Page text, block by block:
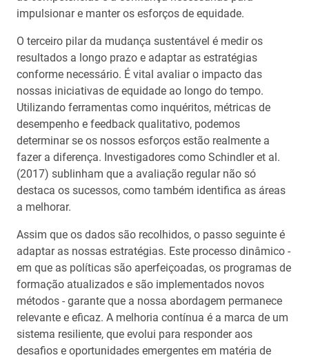
impulsionar e manter os esforços de equidade.
O terceiro pilar da mudança sustentável é medir os
resultados a longo prazo e adaptar as estratégias
conforme necessário. É vital avaliar o impacto das
nossas iniciativas de equidade ao longo do tempo.
Utilizando ferramentas como inquéritos, métricas de
desempenho e feedback qualitativo, podemos
determinar se os nossos esforços estão realmente a
fazer a diferença. Investigadores como Schindler et al.
(2017) sublinham que a avaliação regular não só
destaca os sucessos, como também identifica as áreas
a melhorar.
Assim que os dados são recolhidos, o passo seguinte é
adaptar as nossas estratégias. Este processo dinâmico -
em que as políticas são aperfeiçoadas, os programas de
formação atualizados e são implementados novos
métodos - garante que a nossa abordagem permanece
relevante e eficaz. A melhoria contínua é a marca de um
sistema resiliente, que evolui para responder aos
desafios e oportunidades emergentes em matéria de